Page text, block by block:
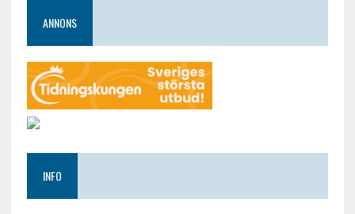
ANNONS
INFO